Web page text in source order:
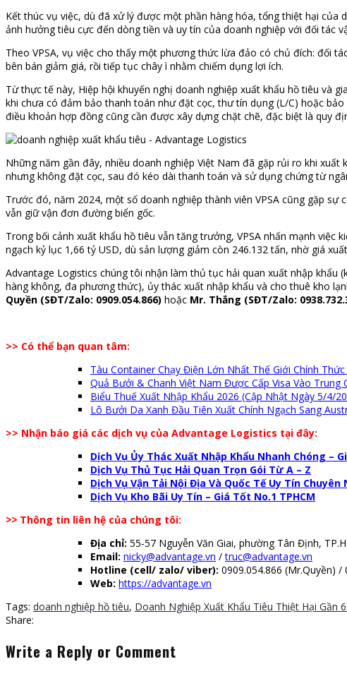
Kết thúc vụ việc, dù đã xử lý được một phần hàng hóa, tổng thiệt hại của
ảnh hưởng tiêu cực đến dòng tiền và uy tín của doanh nghiệp với đối tác
Theo VPSA, vụ việc cho thấy một phương thức lừa đảo có chủ đích: đối
bên bán giảm giá, rồi tiếp tục chây ì nhằm chiếm dụng lợi ích.
Từ thực tế này, Hiệp hội khuyến nghị doanh nghiệp xuất khẩu hồ tiêu và
khi chưa có đảm bảo thanh toán như đặt cọc, thư tín dụng (L/C) hoặc
điều khoản hợp đồng cũng cần được xây dựng chặt chẽ, đặc biệt là quy
Những năm gần đây, nhiều doanh nghiệp Việt Nam đã gặp rủi ro khi
nhưng không đặt cọc, sau đó kéo dài thanh toán và sử dụng chứng từ
Trước đó, năm 2024, một số doanh nghiệp thành viên VPSA cũng gặp
vẫn giữ vận đơn đường biển gốc.
Trong bối cảnh xuất khẩu hồ tiêu vẫn tăng trưởng, VPSA nhấn mạnh
ngạch kỷ lục 1,66 tỷ USD, dù sản lượng giảm còn 246.132 tấn, nhờ giá
Advantage Logistics chúng tôi nhận làm thủ tục hải quan xuất nhập
hàng không, đa phương thức), ủy thác xuất nhập khẩu và cho thuê kho
Quyền (SĐT/Zalo: 0909.054.866) hoặc Mr. Thắng (SĐT/Zalo:
>> Có thể bạn quan tâm:
Tàu Container Chạy Điện Lớn Nhất Thế Giới Chính
Quả Bưởi & Chanh Việt Nam Được Cấp Visa Vào Trung
Biểu Thuế Xuất Nhập Khẩu 2026 (Cập Nhật Ngày 5/4/
Lô Bưởi Da Xanh Đầu Tiên Xuất Chính Ngạch Sang
>> Nhận báo giá các dịch vụ của Advantage Logistics tại đây:
Dịch Vụ Ủy Thác Xuất Nhập Khẩu Nhanh Chóng –
Dịch Vụ Thủ Tục Hải Quan Trọn Gói Từ A – Z
Dịch Vụ Vận Tải Nội Địa Và Quốc Tế Uy Tín Chuyên
Dịch Vụ Kho Bãi Uy Tín – Giá Tốt No.1 TPHCM
>> Thông tin liên hệ của chúng tôi:
Địa chỉ: 55-57 Nguyễn Văn Giai, phường Tân Định,
Email: nicky@advantage.vn / truc@advantage.vn
Hotline (cell/ zalo/ viber): 0909.054.866 (Mr.Quyền) /
Web: https://advantage.vn
Tags: doanh nghiệp hồ tiêu, Doanh Nghiệp Xuất Khẩu Tiêu Thiệt Hại Gần
Share:
Write a Reply or Comment